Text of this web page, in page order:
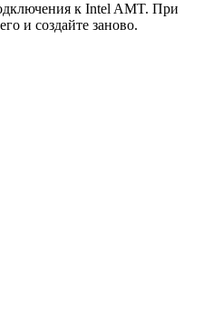
к Intel AMT. При
и создайте заново.